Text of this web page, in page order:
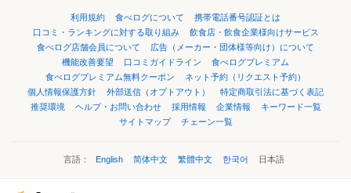
利用規約 食べログについて
携帯電話番号認証とは
口コミ・ランキングに対する取り組み
飲食店・飲食企業様向けサービス
食べログ店舗会員について
広告（メーカー・団体様等向け）について
機能改善要望
口コミガイドライン
食べログプレミアム
食べログプレミアム無料クーポン
ネット予約（リクエスト予約）
個人情報保護方針
外部送信（オプトアウト）
特定商取引法に基づく表記
推奨環境
ヘルプ・お問い合わせ 採用情報 企業情報
キーワード一覧
サイトマップ
チェーン一覧
言語： English 简体中文 繁體中文 한국어 日本語